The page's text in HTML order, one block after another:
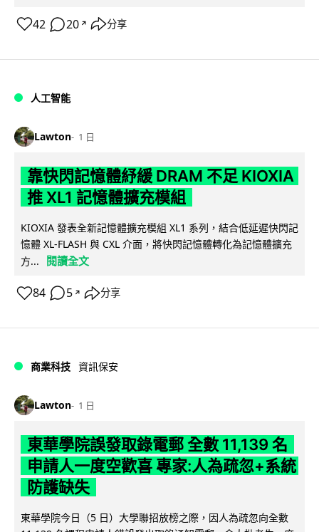
42 20 ↗ 分享
人工智能
Lawton 1 日
靠快閃記憶體紓緩 DRAM 不足 KIOXIA
推 XL1 記憶體擴充模組
KIOXIA 發表全新記憶體擴充模組 XL1 系列，結合低延遲快閃記
憶體 XL-FLASH 與 CXL 介面，將快閃記憶體轉化為記憶體擴充
方...
閱讀全文
84 5 ↗ 分享
商業科技 資訊保安
Lawton 1 日
東華學院誤發取錄電郵 全數 11,139 名
申請人一度空歡喜 專家:人為疏忽+系統
防護缺失
東華學院今日（5 日）大學聯招放榜之際，因人為疏忽向全數